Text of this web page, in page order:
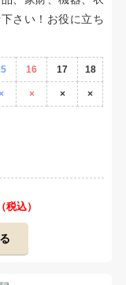
さい！お役に立ち
16 17 18
× × ×
税込）